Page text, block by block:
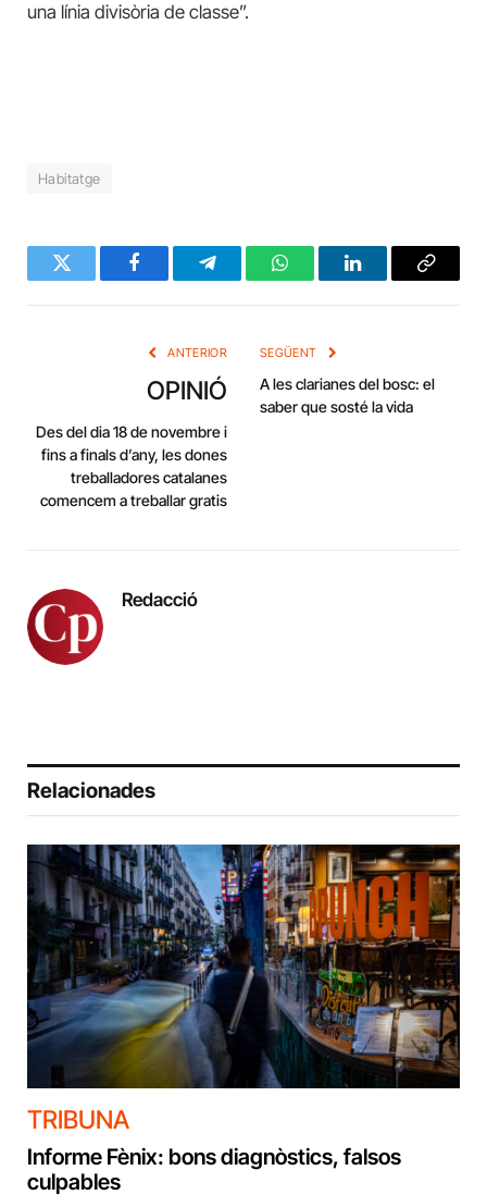
una línia divisòria de classe”.
Habitatge
Twitter FacebookTelegramWhatsAppLinkedInCopy
ANTERIOR
OPINIÓ
Des del dia 18 de novembre i
fins a finals d’any, les dones
treballadores catalanes
comencem a treballar gratis
SEGÜENT
A les clarianes del bosc: el
saber que sosté la vida
Redacció
Relacionades
TRIBUNA
Informe Fènix: bons diagnòstics, falsos
culpables